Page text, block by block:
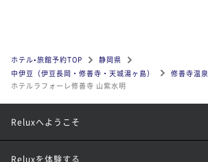
ホテル•旅館予約TOP
静岡県
中伊豆（伊豆長岡・修善寺・天城湯ヶ島）
修善寺温泉
ホテルラフォーレ修善寺 山紫水明
Reluxへようこそ
Reluxを体験する